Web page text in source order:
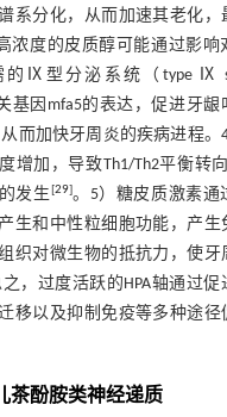
系分化，从而加速其老化，
浓度的皮质醇可能通过影响
Ⅸ型分泌系统（type Ⅸ
关基因mfa5的表达，促进牙
从而加快牙周炎的疾病进程。4
增加，导致Th1/Th2平衡转
发生[29]。5）糖皮质激素通
生和中性粒细胞功能，产生
织对微生物的抵抗力，使牙
，过度活跃的HPA轴通过
移以及抑制免疫等多种途径
酚胺类神经递质